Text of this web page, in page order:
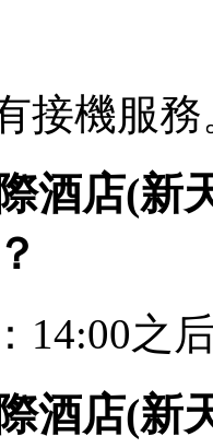
接機服務
酒店(新
14:00之
酒店(新